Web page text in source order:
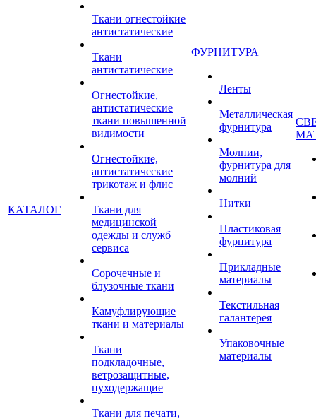
КАТАЛОГ
Ткани огнестойкие
антистатические
Ткани
антистатические
Огнестойкие,
антистатические
ткани повышенной
видимости
Огнестойкие,
антистатические
трикотаж и флис
Ткани для
медицинской
одежды и служб
сервиса
Сорочечные и
блузочные ткани
Камуфлирующие
ткани и материалы
Ткани
подкладочные,
ветрозащитные,
пуходержащие
Ткани для печати,
ФУРНИТУРА
Ленты
Металлическая
фурнитура
Молнии,
фурнитура для
молний
Нитки
Пластиковая
фурнитура
Прикладные
материалы
Текстильная
галантерея
Упаковочные
материалы